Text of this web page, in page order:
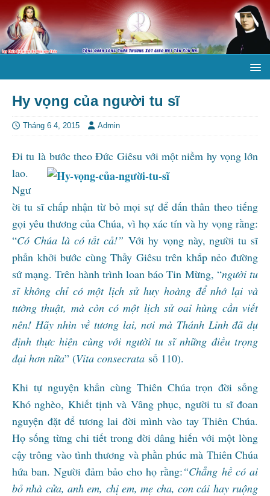
Hy vọng của người tu sĩ
Tháng 6 4, 2015 Admin
Đi tu là bước theo Đức Giêsu với một niềm hy vọng lớn
lao.
Ngư
ời tu sĩ chấp nhận từ bỏ mọi sự để dấn thân theo tiếng
gọi yêu thương của Chúa, vì họ xác tín và hy vọng rằng:
“Có Chúa là có tất cả!” Với hy vọng này, người tu sĩ
phấn khởi bước cùng Thầy Giêsu trên khắp nẻo đường
sứ mạng. Trên hành trình loan báo Tin Mừng, “người tu
sĩ không chỉ có một lịch sử huy hoàng để nhớ lại và
tường thuật, mà còn có một lịch sử oai hùng cần viết
nên! Hãy nhìn về tương lai, nơi mà Thánh Linh đã dự
định thực hiện cùng với người tu sĩ những điều trọng
đại hơn nữa” (Vita consecrata số 110).
Khi tự nguyện khấn cùng Thiên Chúa trọn đời sống
Khó nghèo, Khiết tịnh và Vâng phục, người tu sĩ đoan
nguyện đặt để tương lai đời mình vào tay Thiên Chúa.
Họ sống từng chi tiết trong đời dâng hiến với một lòng
cậy trông vào tình thương và phần phúc mà Thiên Chúa
hứa ban. Người đảm bảo cho họ rằng:“Chẳng hề có ai
bỏ nhà cửa, anh em, chị em, mẹ cha, con cái hay ruộng